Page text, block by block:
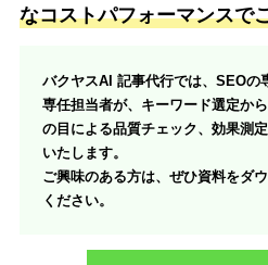
なコストパフォーマンスで
バクヤスAI 記事代行では、SEOの
専任担当者が、キーワード選定か
の目による品質チェック、効果測
いたします。
ご興味のある方は、ぜひ資料をダ
ください。